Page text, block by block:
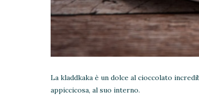
La kladdkaka è un dolce al cioccolato
appiccicosa, al suo interno.